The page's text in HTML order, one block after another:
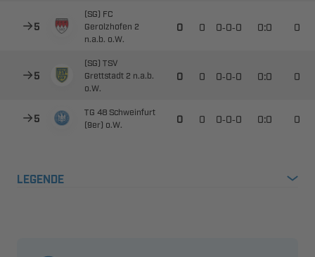

 
 
 
  --  

 
  

  --  

  
 
  --  
LEGENDE